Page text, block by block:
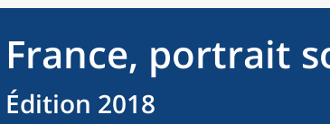
France, portrait
Édition 2018